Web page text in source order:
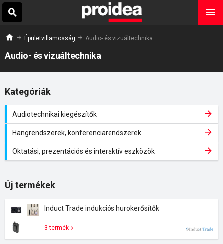
Épületvillamosság Audio- és vizuáltechnika
Audio- és vizuáltechnika
Kategóriák
Audiotechnikai kiegészítők
Hangrendszerek, konferenciarendszerek
Oktatási, prezentációs és interaktív eszközök
Új termékek
Induct Trade indukciós hurokerősítők
3 termék